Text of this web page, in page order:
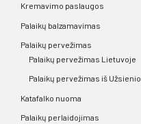
Kremavimo paslaugos
Palaikų balzamavimas
Palaikų pervežimas
Palaikų pervežimas Lietuvoje
Palaikų pervežimas iš Užsienio
Katafalko nuoma
Palaikų perlaidojimas